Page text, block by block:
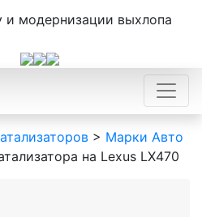
и модернизации выхлопа
> Марки Авто
на Lexus LX470